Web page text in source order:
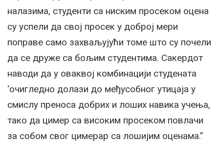
налазима, студенти са ниским просеком оцена
су успели да свој просек у доброј мери
поправе само захваљујући томе што су почели
да се друже са бољим студентима. Сакердот
наводи да у оваквој комбинацији студената
‘очигледно долази до међусобног утицаја у
смислу преноса добрих и лоших навика учења,
тако да цимер са високим просеком повлачи
за собом свог цимерар са лошијим оценама.”